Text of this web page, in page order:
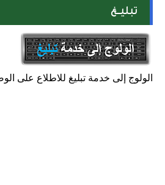
تبليــغ
الولوج إلى خدمة تبليغ للاطلاع على